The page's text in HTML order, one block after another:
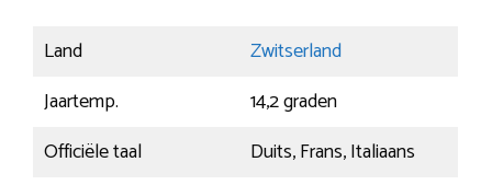
Land
Zwitserland
Jaartemp.
14,2 graden
Officiële taal
Duits, Frans, Italiaans